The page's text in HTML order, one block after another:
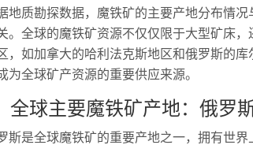
地质勘探数据，魔铁矿的主要产地分布情
。全球的魔铁矿资源不仅仅限于大型矿床
，如加拿大的哈利法克斯地区和俄罗斯的
为全球矿产资源的重要供应来源。
全球主要魔铁矿产地：俄罗
斯是全球魔铁矿的重要产地之一，拥有世